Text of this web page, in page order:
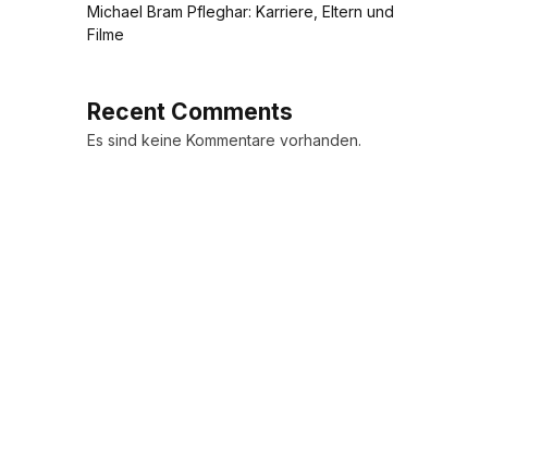
Michael Bram Pfleghar: Karriere, Eltern und
Filme
Recent Comments
Es sind keine Kommentare vorhanden.